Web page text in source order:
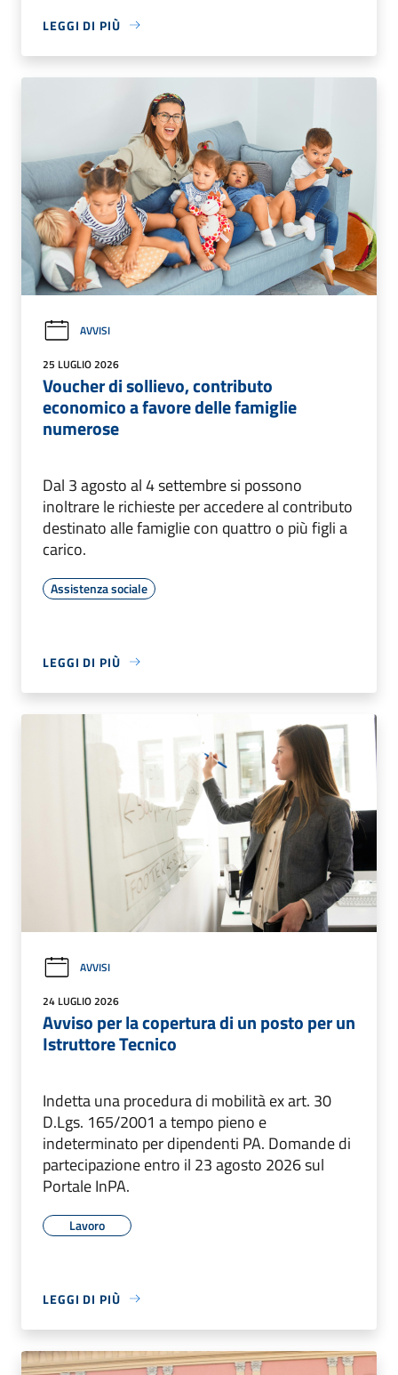
LEGGI DI PIÙ
AVVISI
25 LUGLIO 2026
Voucher di sollievo, contributo
economico a favore delle famiglie
numerose
Dal 3 agosto al 4 settembre si possono
inoltrare le richieste per accedere al contributo
destinato alle famiglie con quattro o più figli a
carico.
Assistenza sociale
LEGGI DI PIÙ
AVVISI
24 LUGLIO 2026
Avviso per la copertura di un posto per un
Istruttore Tecnico
Indetta una procedura di mobilità ex art. 30
D.Lgs. 165/2001 a tempo pieno e
indeterminato per dipendenti PA. Domande di
partecipazione entro il 23 agosto 2026 sul
Portale InPA.
Lavoro
LEGGI DI PIÙ